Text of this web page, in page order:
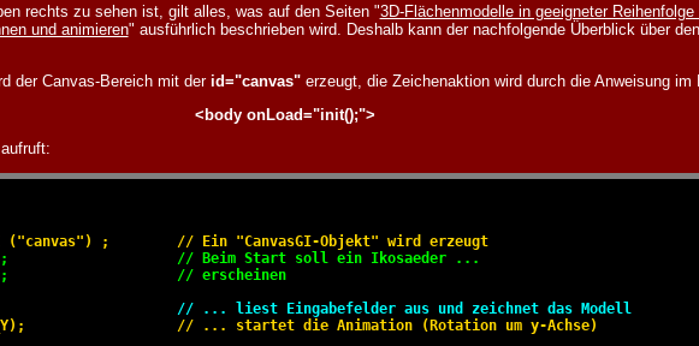
rechts zu sehen ist, gilt alles, was auf den Seiten "3D-Flächenmodelle in geeigneter Reihenfolge
und animieren" ausführlich beschrieben wird. Deshalb kann der nachfolgende Überblick über
der Canvas-Bereich mit der id="canvas"erzeugt, die Zeichenaktion wird durch die Anweisung im
<body onLoad="init();">
("canvas") ;        // Ein "CanvasGI-Objekt" wird erzeugt
;                    // Beim Start soll ein Ikosaeder ...
// erscheinen
// ... liest Eingabefelder aus und zeichnet das Modell
// ... startet die Animation (Rotation um y-Achse)